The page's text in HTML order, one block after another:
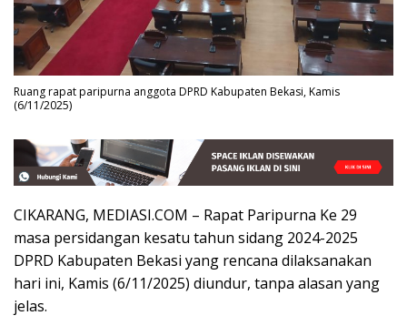
Ruang rapat paripurna anggota DPRD Kabupaten Bekasi, Kamis
(6/11/2025)
CIKARANG, MEDIASI.COM – Rapat Paripurna Ke 29
masa persidangan kesatu tahun sidang 2024-2025
DPRD Kabupaten Bekasi yang rencana dilaksanakan
hari ini, Kamis (6/11/2025) diundur, tanpa alasan yang
jelas.